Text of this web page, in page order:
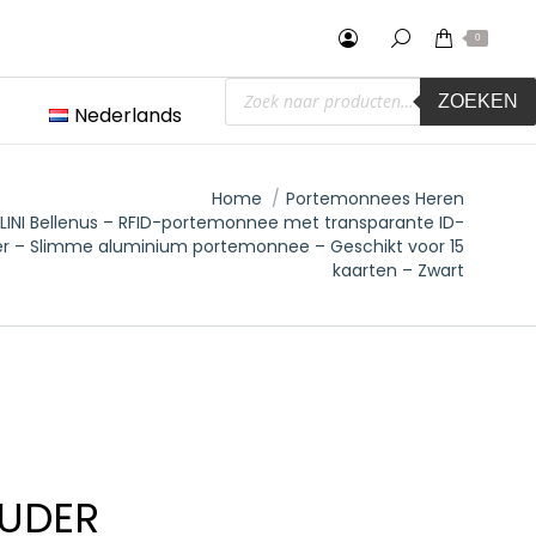
0
Nederlands
Producten
zoeken ZOEKEN
Home
Portemonnees Heren
Bellenus – RFID-portemonnee met transparante ID-
– Slimme aluminium portemonnee – Geschikt voor 15
kaarten – Zwart